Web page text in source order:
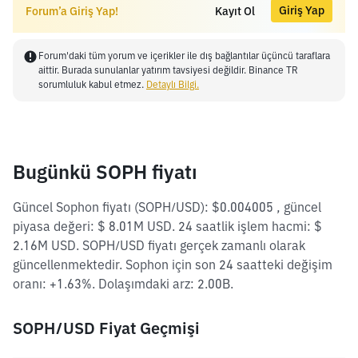
Forum’a Giriş Yap! Kayıt Ol Giriş Yap
Forum'daki tüm yorum ve içerikler ile dış bağlantılar üçüncü taraflara
aittir. Burada sunulanlar yatırım tavsiyesi değildir. Binance TR
sorumluluk kabul etmez. Detaylı Bilgi.
Bugünkü SOPH fiyatı
Güncel Sophon fiyatı (SOPH/USD): $0.004005 , güncel
piyasa değeri: $ 8.01M USD. 24 saatlik işlem hacmi: $
2.16M USD. SOPH/USD fiyatı gerçek zamanlı olarak
güncellenmektedir. Sophon için son 24 saatteki değişim
oranı: +1.63%. Dolaşımdaki arz: 2.00B.
SOPH/USD Fiyat Geçmişi